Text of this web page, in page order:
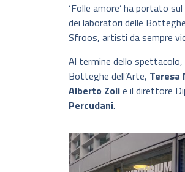
‘Folle amore’ ha portato
dei laboratori delle
Sfroos, artisti da sempre
Al termine dello
Botteghe dell’Arte, Teresa
Alberto Zolie il direttore
Percudani.